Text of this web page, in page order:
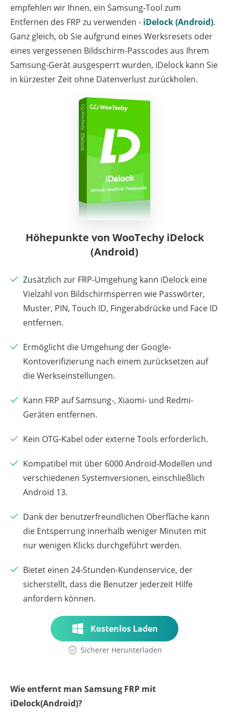
empfehlen wir Ihnen, ein Samsung-Tool zum
Entfernen des FRP zu verwenden - iDelock (Android).
Ganz gleich, ob Sie aufgrund eines Werksresets oder
eines vergessenen Bildschirm-Passcodes aus Ihrem
Samsung-Gerät ausgesperrt wurden, iDelock kann Sie
in kürzester Zeit ohne Datenverlust zurückholen.
Höhepunkte von WooTechy iDelock
(Android)
Zusätzlich zur FRP-Umgehung kann iDelock eine
Vielzahl von Bildschirmsperren wie Passwörter,
Muster, PIN, Touch ID, Fingerabdrücke und Face ID
entfernen.
Ermöglicht die Umgehung der Google-
Kontoverifizierung nach einem zurücksetzen auf
die Werkseinstellungen.
Kann FRP auf Samsung-, Xiaomi- und Redmi-
Geräten entfernen.
Kein OTG-Kabel oder externe Tools erforderlich.
Kompatibel mit über 6000 Android-Modellen und
verschiedenen Systemversionen, einschließlich
Android 13.
Dank der benutzerfreundlichen Oberfläche kann
die Entsperrung innerhalb weniger Minuten mit
nur wenigen Klicks durchgeführt werden.
Bietet einen 24-Stunden-Kundenservice, der
sicherstellt, dass die Benutzer jederzeit Hilfe
anfordern können.
Kostenlos Laden
Sicherer Herunterladen
Wie entfernt man Samsung FRP mit
iDelock(Android)?